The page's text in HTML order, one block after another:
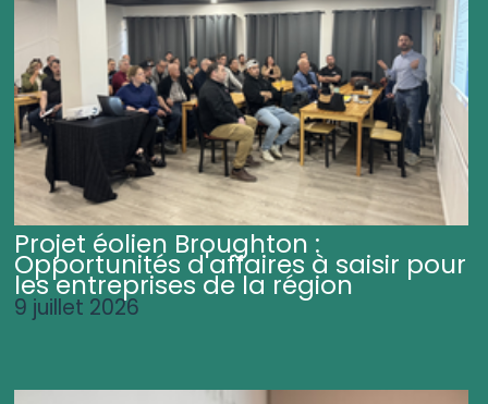
Projet éolien Broughton :
Opportunités d'affaires à saisir pour
les entreprises de la région
9 juillet 2026